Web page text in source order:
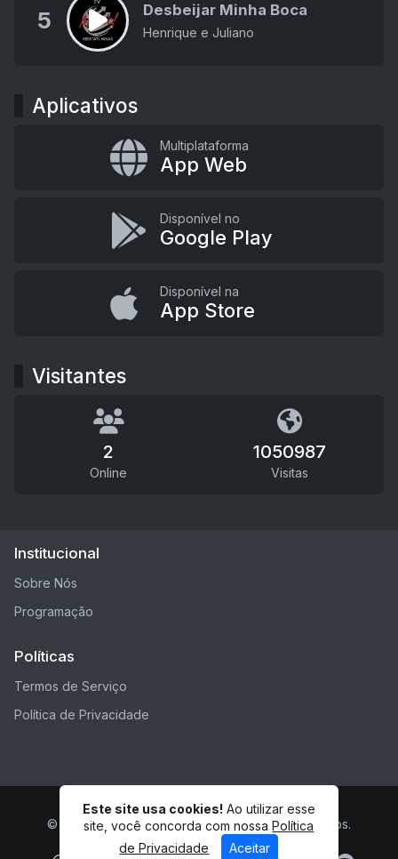
5 Desbeijar Minha Boca
Henrique e Juliano
Aplicativos
Multiplataforma
App Web
Disponível no
Google Play
Disponível na
App Store
Visitantes
2
Online
1050987
Visitas
Institucional
Sobre Nós
Programação
Políticas
Termos de Serviço
Política de Privacidade
© REDE WTJMINAS - Todos os direitos reservados.
Este site usa cookies! Ao utilizar esse
site, você concorda com nossaPolítica
de Privacidade
Aceitar